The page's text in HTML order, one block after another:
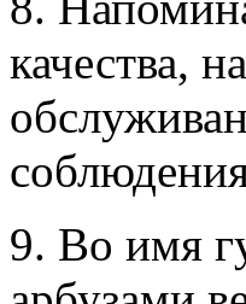
качества,
9. Во имя